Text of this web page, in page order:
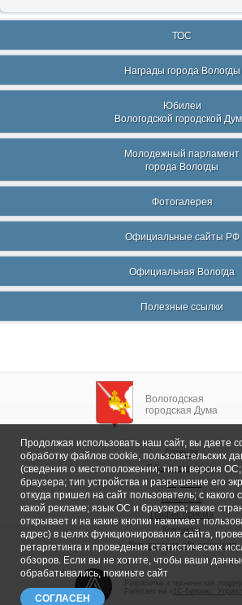
ТОС
Награды города Вологды
Юбилеи
Вологодской городской
Молодежный парламент
города Вологды
Фотогалерея
Официальные сайты РФ
Официальная Вологда
Полезные ссылки
Вологодская
городская Дума
Главная
Общие сведения
Депутаты
Комитеты
График приема
Контакты
Депутатские объединения
1С-Битрикс:
Продолжая использовать наш сайт, вы даете
обработку файлов cookie, пользовательских
(сведения о местоположении; тип и версия ОС;
браузера; тип устройства и разрешение его
откуда пришел на сайт пользователь; с какого
какой рекламе; язык ОС и браузера; какие
открывает и на какие кнопки нажимает
адрес) в целях функционирования сайта,
ретаргетинга и проведения статистических
обзоров. Если вы не хотите, чтобы ваши
обрабатывались, покиньте сайт
СОГЛАСЕН